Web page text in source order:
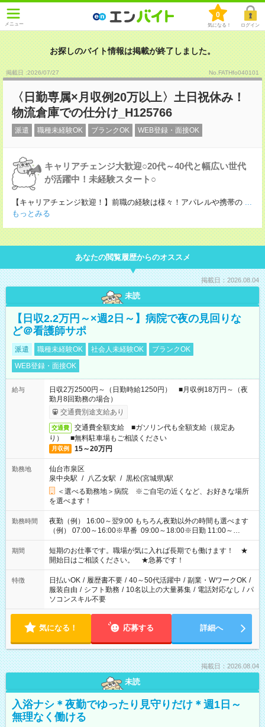
メニュー
0
気になる！ ログイン
お探しのバイト情報は掲載が終了しました。
掲載日 :2026/07/27 No.FATHfo040101
〈日勤専属×月収例20万以上〉土日祝休み！
物流倉庫での仕分け_H125766
派遣 職種未経験OK ブランクOK WEB登録・面接OK
キャリアチェンジ大歓迎○20代～40代と幅広い世代
が活躍中！未経験スタート○
【キャリアチェンジ歓迎！】前職の経験は様々！アパレルや携帯の ...
もっとみる
あなたの閲覧履歴からのオススメ
掲載日：2026.08.04
未読
【日収2.2万円～×週2日～】病院で夜の見回りな
ど＠看護師サポ
派遣 職種未経験OK 社会人未経験OK
ブランクOK
WEB登録・面接OK
給与
日収2万2500円～（日勤時給1250円） ■月収例18万円～（夜
勤月8回勤務の場合）
交通費別途支給あり
交通費
交通費全額支給 ■ガソリン代も全額支給（規定あ
り） ■無料駐車場もご相談ください
月収例 15～20万円
勤務地
仙台市泉区
泉中央駅 / 八乙女駅 / 黒松(宮城県)駅
＜選べる勤務地＞病院 ※ご自宅の近くなど、お好きな場所
を選べます！
勤務時間
夜勤（例） 16:00～翌9:00 もちろん夜勤以外の時間も選べます
（例） 07:00～16:00※早番 09:00～18:00※日勤 11:00～
20:00※遅番 ※時間は、固定・選べる施設もあるので、ご希望が
あれば調整できます！ ※シフト制。勤務地により実働時間が異
なります。★家庭の都合でお休みが必要な場合も遠慮なくご相
談ください。
期間
短期のお仕事です。職場が気に入れば長期でも働けます！ ★
開始日はご相談ください。 ★急募です！
特徴 日払いOK / 履歴書不要 / 40～50代活躍中 / 副業・WワークOK /
服装自由 / シフト勤務 / 10名以上の大量募集 / 電話対応なし / パ
ソコンスキル不要
気になる！ 応募する 詳細へ
掲載日：2026.08.04
未読
入浴ナシ＊夜勤でゆったり見守りだけ＊週1日～
無理なく働ける